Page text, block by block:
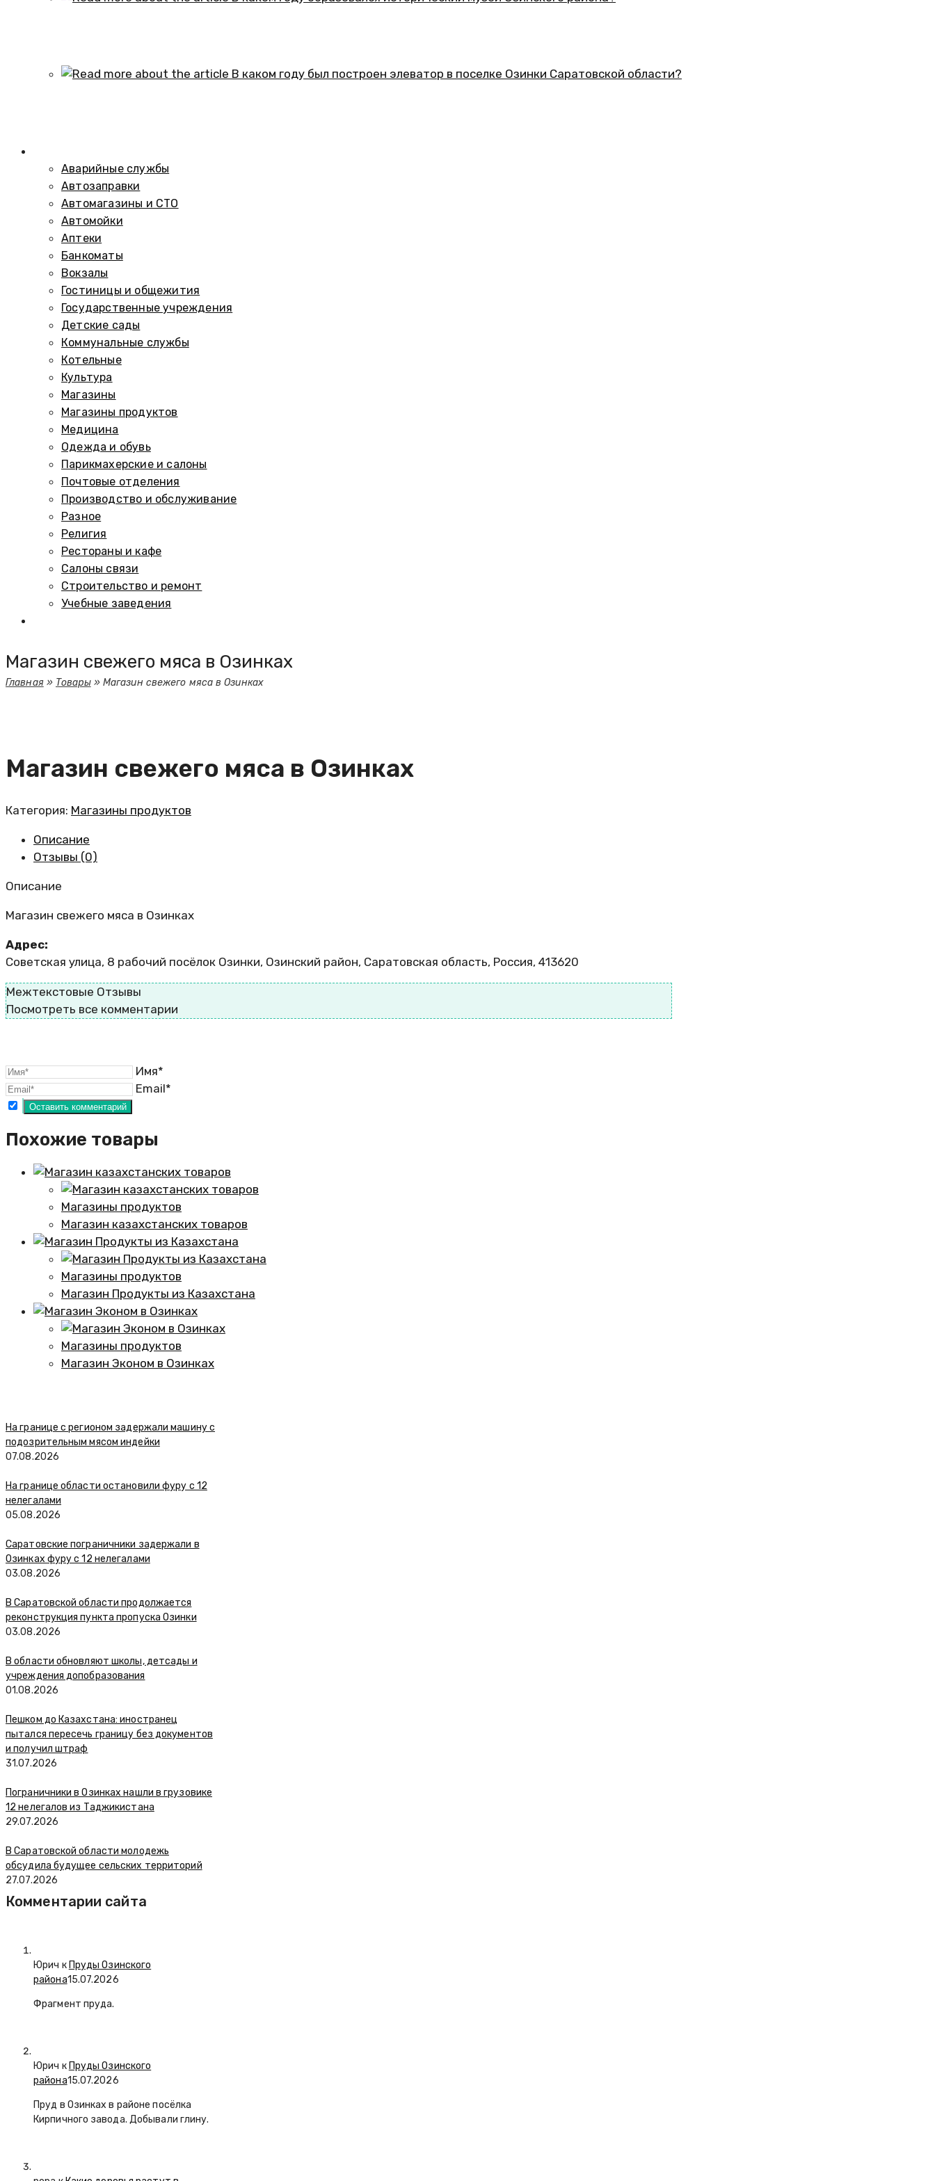
Аварийные службы
Автозаправки
Автомагазины и СТО
Автомойки
Аптеки
Банкоматы
Вокзалы
Гостиницы и общежития
Государственные учреждения
Детские сады
Коммунальные службы
Котельные
Культура
Магазины
Магазины продуктов
Медицина
Одежда и обувь
Парикмахерские и салоны
Почтовые отделения
Производство и обслуживание
Разное
Религия
Рестораны и кафе
Салоны связи
Строительство и ремонт
Учебные заведения
Магазин свежего мяса в Озинках
Главная» Товары» Магазин свежего мяса в Озинках
Магазин свежего мяса в Озинках
Категория: Магазины продуктов
Описание
Отзывы (0)
Описание
Магазин свежего мяса в Озинках
Адрес:
Советская улица, 8 рабочий посёлок Озинки, Озинский район, Саратовская область, Россия, 413620
Межтекстовые Отзывы
Посмотреть все комментарии
Имя*
Email*
Похожие товары
Магазины продуктов
Магазин казахстанских товаров
Магазины продуктов
Магазин Продукты из Казахстана
Магазины продуктов
Магазин Эконом в Озинках
На границе с регионом задержали машину с
подозрительным мясом индейки
07.08.2026
На границе области остановили фуру с 12
нелегалами
05.08.2026
Саратовские пограничники задержали в
Озинках фуру с 12 нелегалами
03.08.2026
В Саратовской области продолжается
реконструкция пункта пропуска Озинки
03.08.2026
В области обновляют школы, детсады и
учреждения допобразования
01.08.2026
Пешком до Казахстана: иностранец
пытался пересечь границу без документов
и получил штраф
31.07.2026
Пограничники в Озинках нашли в грузовике
12 нелегалов из Таджикистана
29.07.2026
В Саратовской области молодежь
обсудила будущее сельских территорий
27.07.2026
Комментарии сайта
Юрич кПруды Озинского
района15.07.2026
Фрагмент пруда.
Юрич кПруды Озинского
района15.07.2026
Пруд в Озинках в районе посёлка
Кирпичного завода. Добывали глину.